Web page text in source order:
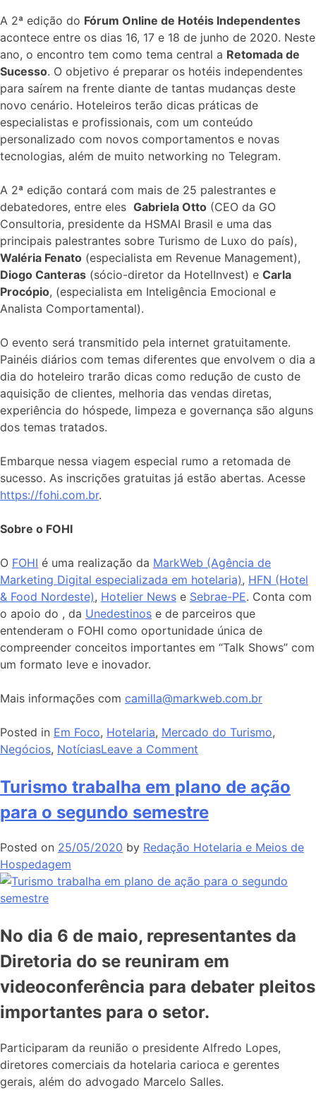
A 2ª edição do Fórum Online de Hotéis Independentes
acontece entre os dias 16, 17 e 18 de junho de 2020. Neste
ano, o encontro tem como tema central a Retomada de
Sucesso. O objetivo é preparar os hotéis independentes
para saírem na frente diante de tantas mudanças deste
novo cenário. Hoteleiros terão dicas práticas de
especialistas e profissionais, com um conteúdo
personalizado com novos comportamentos e novas
tecnologias, além de muito networking no Telegram.
A 2ª edição contará com mais de 25 palestrantes e
debatedores, entre eles Gabriela Otto (CEO da GO
Consultoria, presidente da HSMAI Brasil e uma das
principais palestrantes sobre Turismo de Luxo do país),
Waléria Fenato (especialista em Revenue Management),
Diogo Canteras (sócio-diretor da HotelInvest) e Carla
Procópio, (especialista em Inteligência Emocional e
Analista Comportamental).
O evento será transmitido pela internet gratuitamente.
Painéis diários com temas diferentes que envolvem o dia a
dia do hoteleiro trarão dicas como redução de custo de
aquisição de clientes, melhoria das vendas diretas,
experiência do hóspede, limpeza e governança são alguns
dos temas tratados.
Embarque nessa viagem especial rumo a retomada de
sucesso. As inscrições gratuitas já estão abertas. Acesse
https://fohi.com.br.
Sobre o FOHI
O FOHI é uma realização da MarkWeb (Agência de
Marketing Digital especializada em hotelaria), HFN (Hotel
& Food Nordeste), Hotelier News e Sebrae-PE. Conta com
o apoio do , da Unedestinos e de parceiros que
entenderam o FOHI como oportunidade única de
compreender conceitos importantes em “Talk Shows” com
um formato leve e inovador.
Mais informações com camilla@markweb.com.br
Posted in Em Foco, Hotelaria, Mercado do Turismo,
Negócios, NotíciasLeave a Comment
Turismo trabalha em plano de ação
para o segundo semestre
Posted on 25/05/2020 by Redação Hotelaria e Meios de
Hospedagem
No dia 6 de maio, representantes da
Diretoria do se reuniram em
videoconferência para debater pleitos
importantes para o setor.
Participaram da reunião o presidente Alfredo Lopes,
diretores comerciais da hotelaria carioca e gerentes
gerais, além do advogado Marcelo Salles.